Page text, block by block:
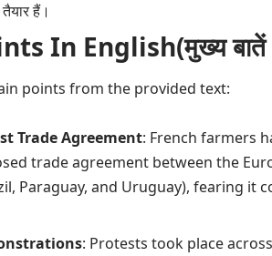
हैं।
In English(मुख्य बातें
points from the provided text:
Trade Agreement: French farmers
trade agreement between the
Paraguay, and Uruguay), fearing it
: Protests took place